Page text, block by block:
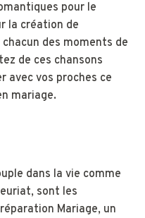
pour le
la création de
des moments de
de ces chansons
avec vos proches ce
mariage.
dans la vie comme
sont les
Mariage, un